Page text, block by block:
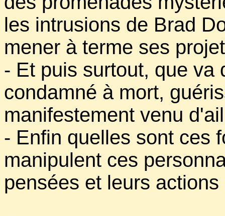
les intrusions de Brad
mener à terme ses
- Et puis surtout, que va
condamné à mort,
manifestement venu
- Enfin quelles sont ces
manipulent ces
pensées et leurs actions